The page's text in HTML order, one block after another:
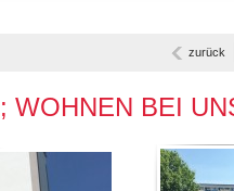
zurück
WOHNEN BEI